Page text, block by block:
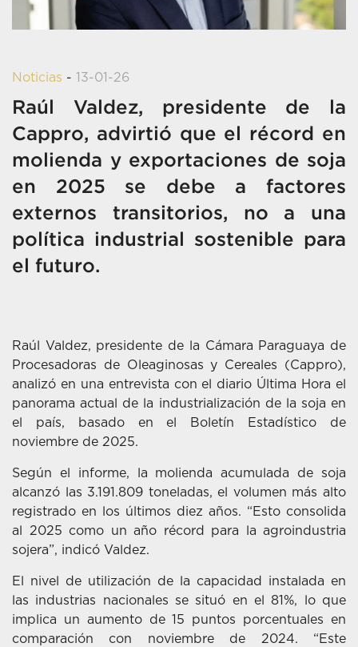
Noticias - 13-01-26
Raúl Valdez, presidente de la
Cappro, advirtió que el récord en
molienda y exportaciones de soja
en 2025 se debe a factores
externos transitorios, no a una
política industrial sostenible para
el futuro.
Raúl Valdez, presidente de la Cámara Paraguaya de
Procesadoras de Oleaginosas y Cereales (Cappro),
analizó en una entrevista con el diario Última Hora el
panorama actual de la industrialización de la soja en
el país, basado en el Boletín Estadístico de
noviembre de 2025.
Según el informe, la molienda acumulada de soja
alcanzó las 3.191.809 toneladas, el volumen más alto
registrado en los últimos diez años. “Esto consolida
al 2025 como un año récord para la agroindustria
sojera”, indicó Valdez.
El nivel de utilización de la capacidad instalada en
las industrias nacionales se situó en el 81%, lo que
implica un aumento de 15 puntos porcentuales en
comparación con noviembre de 2024. “Este